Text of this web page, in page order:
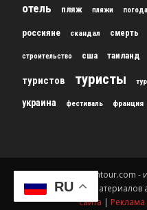
отель
пляж пляжи погода
россияне скандал смерть
строительство сша таиланд
туристов туристы
украина фестиваль франция
© 2012-2024 gursesintour.com
При копировании материалов
сайта | Реклама
RU